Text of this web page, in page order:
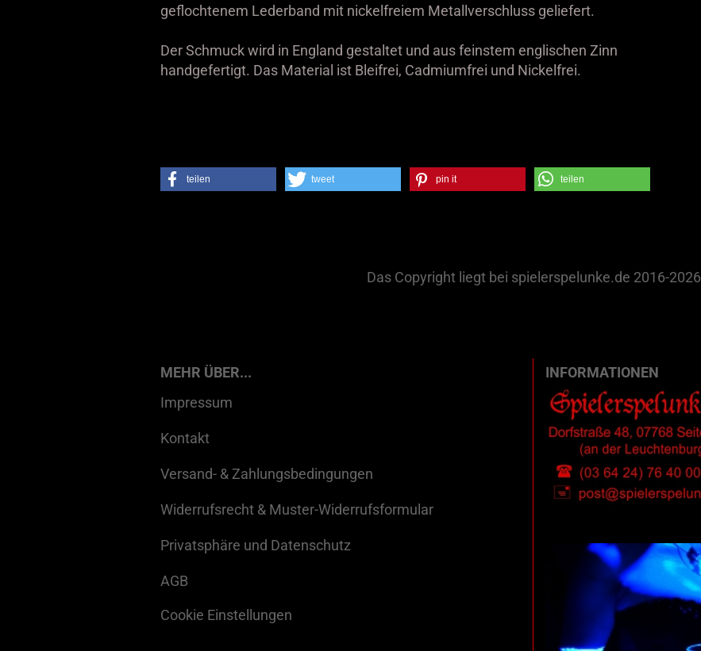
geflochtenem Lederband mit nickelfreiem Metallverschluss geliefert.
Der Schmuck wird in England gestaltet und aus feinstem englischen Zinn
handgefertigt. Das Material ist Bleifrei, Cadmiumfrei und Nickelfrei.
teilen tweet pin it teilen
Das Copyright liegt bei spielerspelunke.de 2016-2026
MEHR ÜBER...
Impressum
Kontakt
Versand- & Zahlungsbedingungen
Widerrufsrecht & Muster-Widerrufsformular
Privatsphäre und Datenschutz
AGB
Cookie Einstellungen
INFORMATIONEN